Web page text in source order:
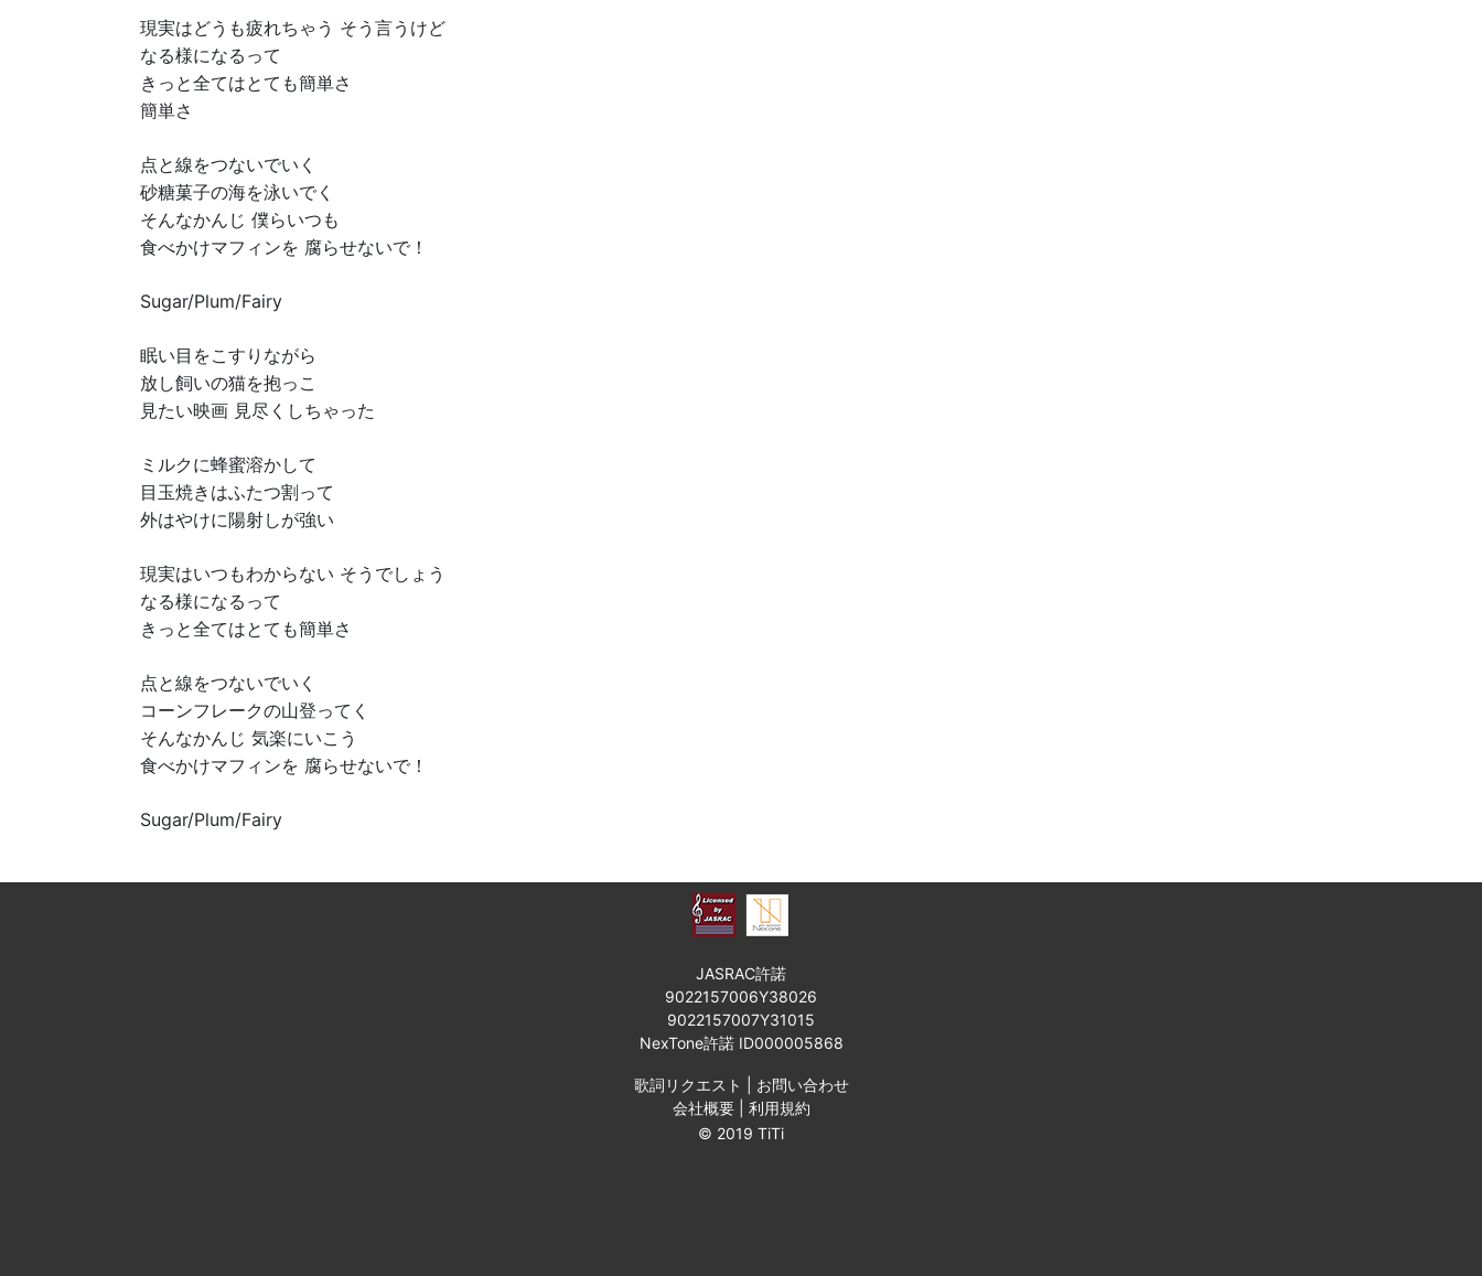
現実はどうも疲れちゃう そう言うけど
なる様になるって
きっと全てはとても簡単さ
簡単さ
点と線をつないでいく
砂糖菓子の海を泳いでく
そんなかんじ 僕らいつも
食べかけマフィンを 腐らせないで！
Sugar/Plum/Fairy
眠い目をこすりながら
放し飼いの猫を抱っこ
見たい映画 見尽くしちゃった
ミルクに蜂蜜溶かして
目玉焼きはふたつ割って
外はやけに陽射しが強い
現実はいつもわからない そうでしょう
なる様になるって
きっと全てはとても簡単さ
点と線をつないでいく
コーンフレークの山登ってく
そんなかんじ 気楽にいこう
食べかけマフィンを 腐らせないで！
Sugar/Plum/Fairy
JASRAC許諾
9022157006Y38026
9022157007Y31015
NexTone許諾 ID000005868
歌詞リクエスト
お問い合わせ
会社概要| 利用規約
© 2019 TiTi